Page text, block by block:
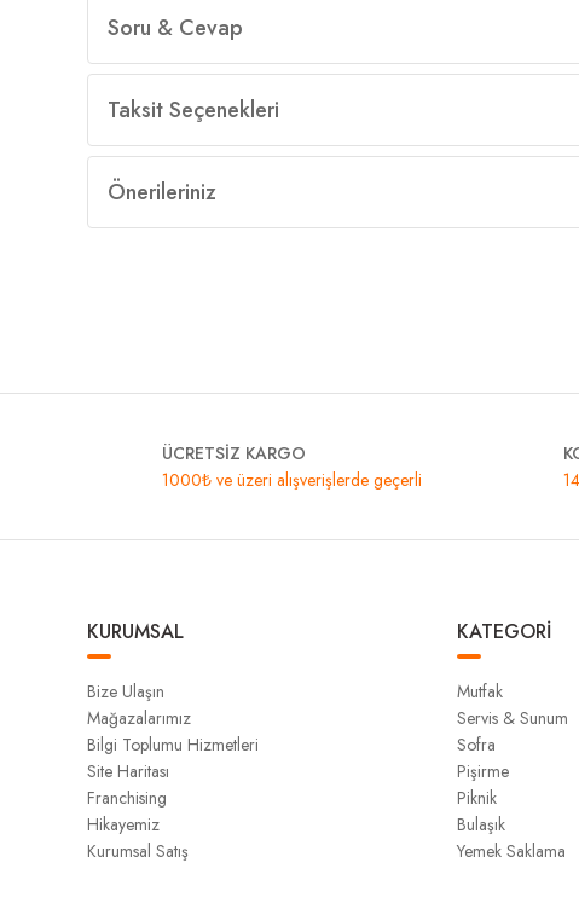
Soru & Cevap
Taksit Seçenekleri
Önerileriniz
ÜCRETSİZ KARGO
1000₺ ve üzeri alışverişlerde geçerli
KURUMSAL
Bize Ulaşın
Mağazalarımız
Bilgi Toplumu Hizmetleri
Site Haritası
Franchising
Hikayemiz
Kurumsal Satış
KATEGORİ
Mutfak
Servis & Sunum
Sofra
Pişirme
Piknik
Bulaşık
Yemek Saklama